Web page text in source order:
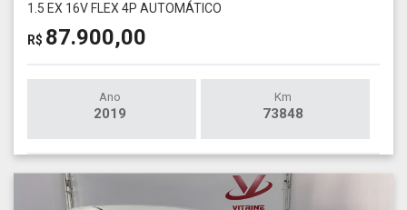
1.5 EX 16V FLEX 4P AUTOMÁTICO
R$ 87.900,00
Ano
2019
Km
73848